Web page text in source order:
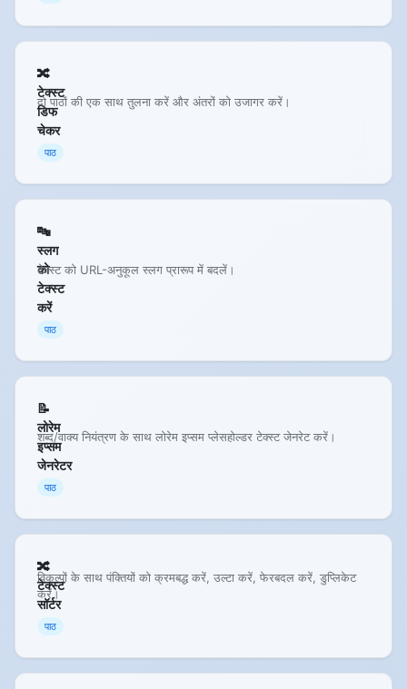
🔀
टेक्स्ट
डिफ
चेकर
दो पाठों की एक साथ तुलना करें और अंतरों को उजागर करें।
पाठ
🔤
स्लग
को
टेक्स्ट
करें
टेक्स्ट को URL-अनुकूल स्लग प्रारूप में बदलें।
पाठ
📝
लोरेम
इप्सम
जेनरेटर
शब्द/वाक्य नियंत्रण के साथ लोरेम इप्सम प्लेसहोल्डर टेक्स्ट जेनरेट करें।
पाठ
🔀
टेक्स्ट
सॉर्टर
विकल्पों के साथ पंक्तियों को क्रमबद्ध करें, उल्टा करें, फेरबदल करें, डुप्लिकेट
करें।
पाठ